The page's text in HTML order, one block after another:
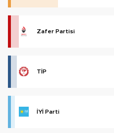
Zafer Partisi
TİP
İYİ Parti